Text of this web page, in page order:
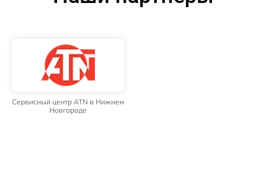
Сервисный центр ATN в Нижнем
Новгороде